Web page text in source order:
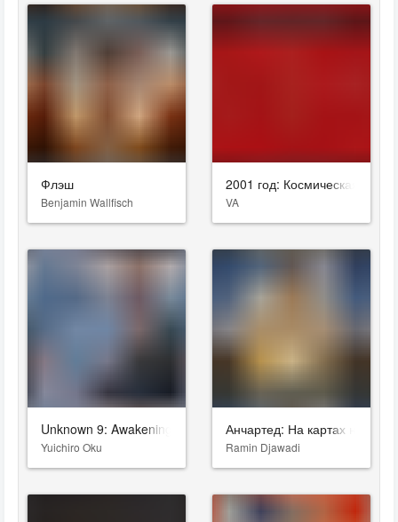
Флэш
Benjamin Wallfisch
2001 год: Космическая
VA
Unknown 9: Awakening
Yuichiro Oku
Анчартед: На картах не
Ramin Djawadi